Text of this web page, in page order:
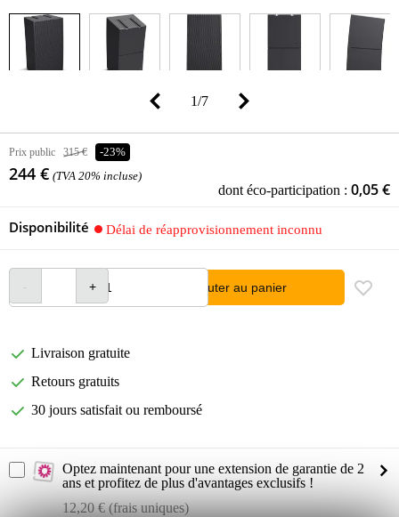
1/7
Prix public 315 € -23%
244 € (TVA 20% incluse)
dont éco-participation : 0,05 €
Disponibilité Délai de réapprovisionnement inconnu
Ajouter au panier
Livraison gratuite
Retours gratuits
30 jours satisfait ou remboursé
Optez maintenant pour une extension de garantie de 2
ans et profitez de plus d'avantages exclusifs !
12,20 € (frais uniques)